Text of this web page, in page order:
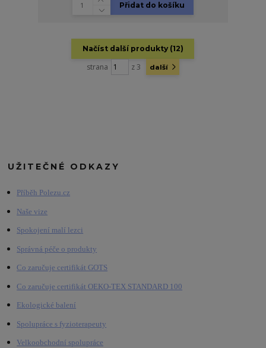
Přidat do košíku
Načíst další produkty (12)
strana z 3 další
UŽITEČNÉ ODKAZY
Příběh Polezu.cz
Naše vize
Spokojení malí lezci
Správná péče o produkty
Co zaručuje certifikát GOTS
Co zaručuje certifikát OEKO-TEX STANDARD 100
Ekologické balení
Spolupráce s fyzioterapeuty
Velkoobchodní spolupráce